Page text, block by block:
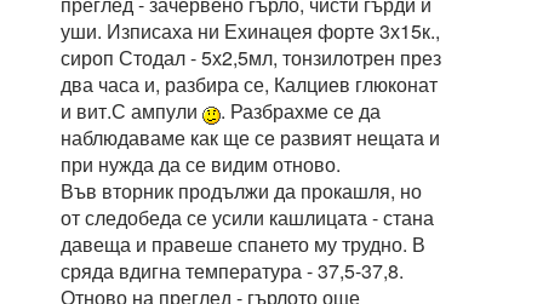
уши. Изписаха ни Ехинацея форте 3х15к.,
сироп Стодал - 5х2,5мл, тонзилотрен през
два часа и, разбира се, Калциев глюконат
и вит.С ампули
. Разбрахме се да
наблюдаваме как ще се развият нещата и
при нужда да се видим отново.
Във вторник продължи да прокашля, но
от следобеда се усили кашлицата - стана
давеща и правеше спането му трудно. В
сряда вдигна температура - 37,5-37,8.
Отново на преглед - гърлото още